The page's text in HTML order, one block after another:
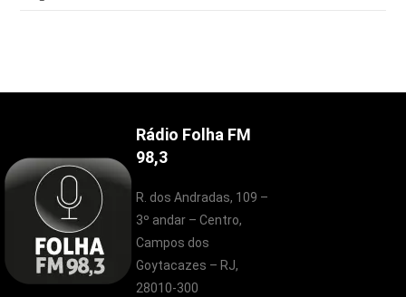
Rádio Folha FM
98,3
R. dos Andradas, 109 –
3º andar – Centro,
Campos dos
Goytacazes – RJ,
28010-300